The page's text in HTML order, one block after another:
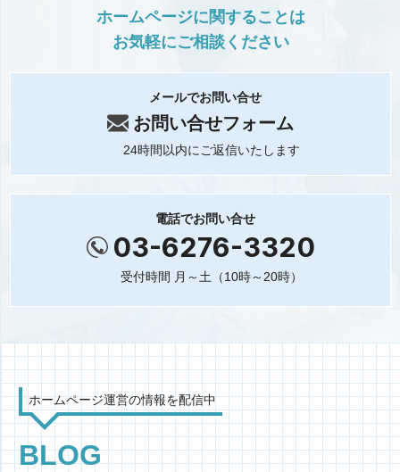
ホームページに関することは
お気軽にご相談ください
メールでお問い合せ
お問い合せフォーム
24時間以内にご返信いたします
電話でお問い合せ
03-6276-3320
受付時間 月～土（10時～20時）
ホームページ運営の情報を配信中
BLOG